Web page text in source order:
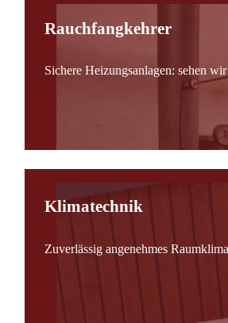
Rauchfangkehrer
Sichere Heizungsanlagen: sehen
Klimatechnik
Zuverlässig angenehmes